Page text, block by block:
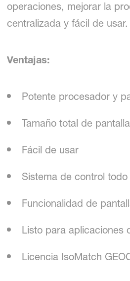
operaciones, mejorar la
centralizada y fácil de usar.
Ventajas:
Potente procesador y
Tamaño total de
Fácil de usar
Sistema de control todo
Funcionalidad de
Listo para aplicaciones
Licencia IsoMatch